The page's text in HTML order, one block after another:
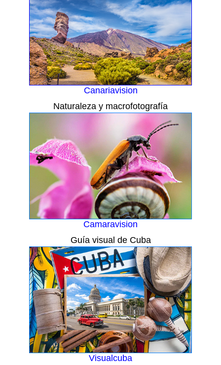
Canariavision
Naturaleza y macrofotografía
Camaravision
Guía visual de Cuba
Visualcuba